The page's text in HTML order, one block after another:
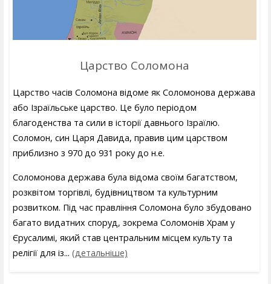
Царство Соломона
Царство часів Соломона відоме як Соломонова держава
або Ізраїльське царство. Це було періодом
благоденства та сили в історії давнього Ізраїлю.
Соломон, син Царя Давида, правив цим царством
приблизно з 970 до 931 року до н.е.
Соломонова держава була відома своїм багатством,
розквітом торгівлі, будівництвом та культурним
розвитком. Під час правління Соломона було збудовано
багато видатних споруд, зокрема Соломонів Храм у
Єрусалимі, який став центральним місцем культу та
релігії для із... (детальніше)